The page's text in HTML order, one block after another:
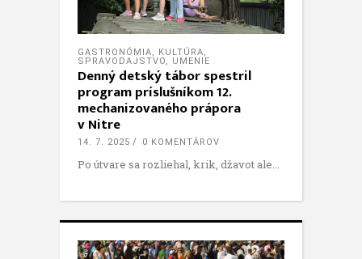
GASTRONÓMIA, KULTÚRA,
SPRAVODAJSTVO, UMENIE
Denný detský tábor spestril
program príslušníkom 12.
mechanizovaného prápora
v Nitre
14. 7. 2025 0 KOMENTÁROV
Po útvare sa rozliehal, krik, džavot ale